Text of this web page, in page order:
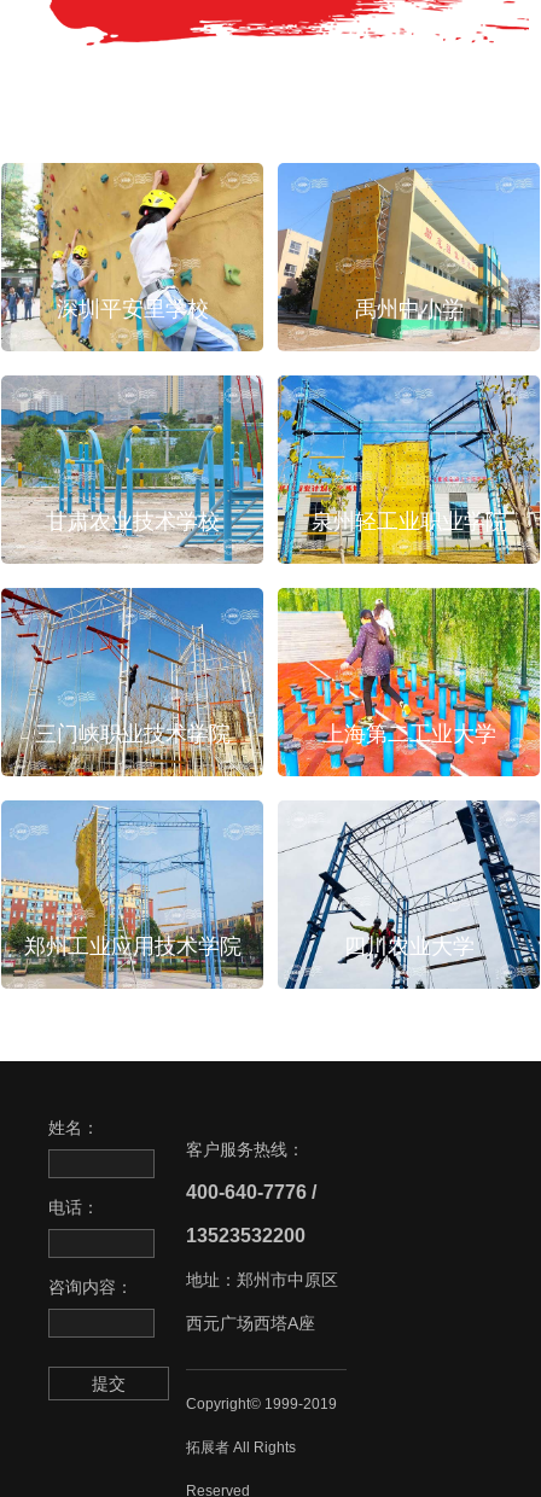
深圳平安里学校 禹州中小学
甘肃农业技术学校 泉州轻工业职业学院
三门峡职业技术学院 上海第二工业大学
郑州工业应用技术学院 四川农业大学
姓名：
电话：
咨询内容：
提交
客户服务热线：
400-640-7776 /
13523532200
地址：郑州市中原区
西元广场西塔A座
Copyright© 1999-2019
拓展者 All Rights
Reserved